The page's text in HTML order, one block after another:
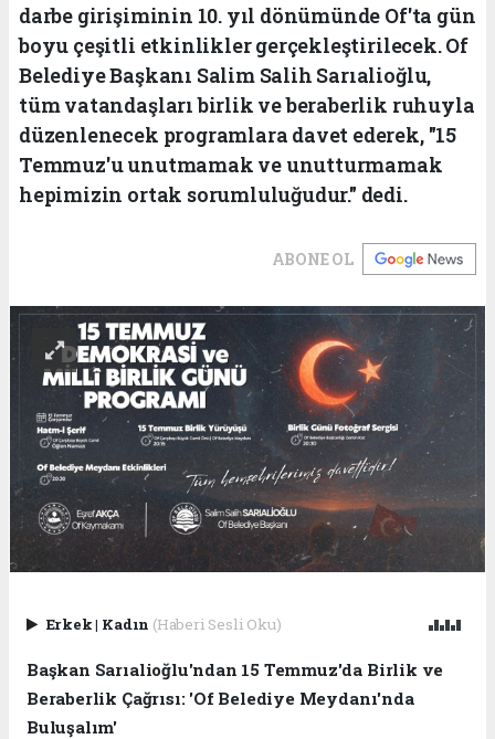
darbe girişiminin 10. yıl dönümünde Of'ta gün
boyu çeşitli etkinlikler gerçekleştirilecek. Of
Belediye Başkanı Salim Salih Sarıalioğlu,
tüm vatandaşları birlik ve beraberlik ruhuyla
düzenlenecek programlara davet ederek, "15
Temmuz'u unutmamak ve unutturmamak
hepimizin ortak sorumluluğudur." dedi.
ABONE OL
Erkek| Kadın (Haberi Sesli Oku)
Başkan Sarıalioğlu'ndan 15 Temmuz'da Birlik ve
Beraberlik Çağrısı: 'Of Belediye Meydanı'nda
Buluşalım'